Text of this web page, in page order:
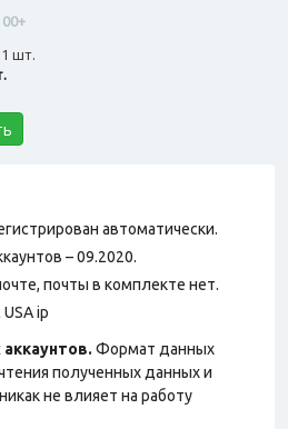
1 шт.
автоматически.
– 09.2020.
почты в комплекте нет.
ip
Формат данных
полученных данных и
не влияет на работу